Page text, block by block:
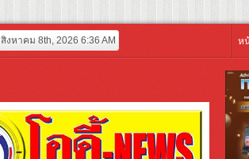
สิงหาคม 8th, 2026 6:36 AM ห